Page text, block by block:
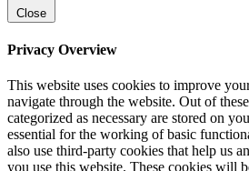
Close
Privacy Overview
This website uses cookies to improve
navigate through the website. Out of
categorized as necessary are stored on
essential for the working of basic
also use third-party cookies that help us
you use this website. These cookies will